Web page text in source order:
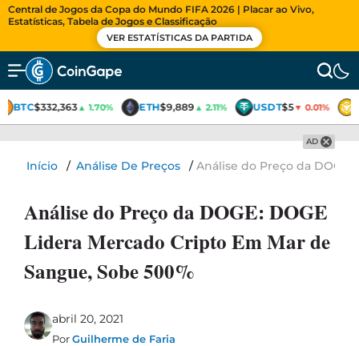
Central de Jogos da Copa do Mundo FIFA 2026 | Placar ao Vivo,
Estatísticas, Tabela de Jogos e Classificação
VER ESTATÍSTICAS DA PARTIDA
BTC$332,363▲ 1.70% ETH$9,889▲ 2.11% USDT$5▼ 0.01%
AD
Início / Análise De Preços /Análise do Preço da DOGE:
Análise do Preço da DOGE: DOGE
Lidera Mercado Cripto Em Mar de
Sangue, Sobe 500%
abril 20, 2021
PorGuilherme de Faria